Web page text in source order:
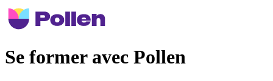
Se former avec Pollen